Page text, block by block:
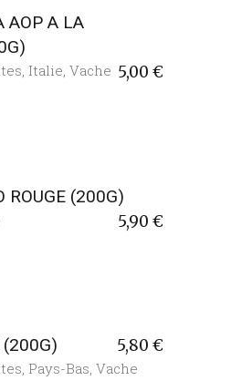
AOP A LA
5,00 €
, Italie, Vache
ROUGE (200G)
5,90 €
(200G) 5,80 €
, Pays-Bas, Vache